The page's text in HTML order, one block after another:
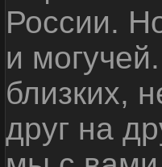
России.
и
близких,
друг на